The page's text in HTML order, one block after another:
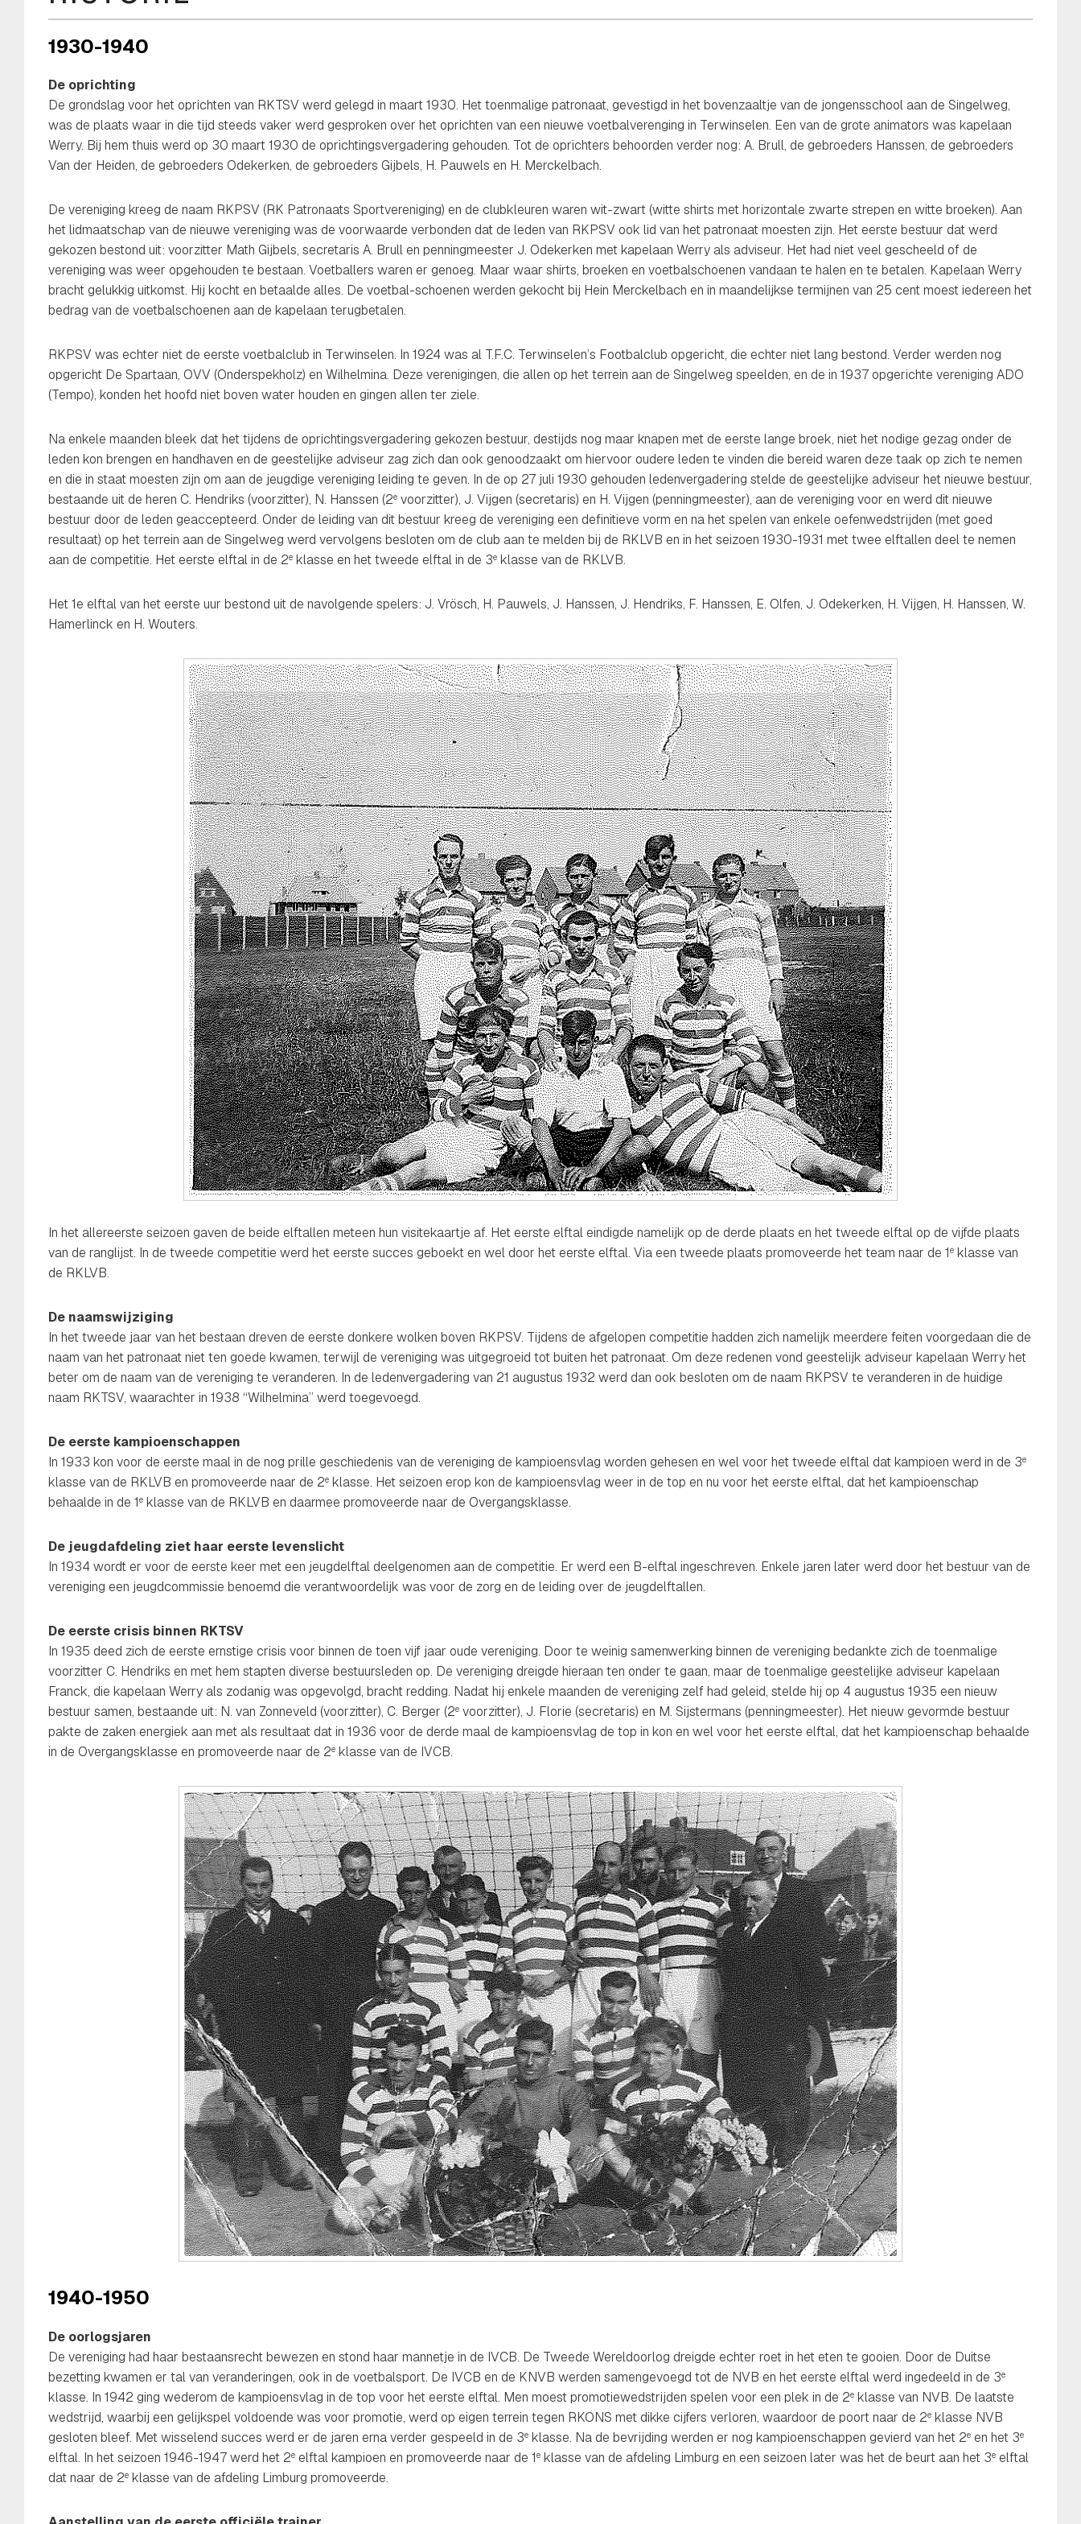
1930-1940
De oprichting
De grondslag voor het oprichten van RKTSV werd gelegd in maart 1930. Het toenmalige patronaat, gevestigd in het bovenzaaltje van de jongensschool aan de Singelweg,
was de plaats waar in die tijd steeds vaker werd gesproken over het oprichten van een nieuwe voetbalverenging in Terwinselen. Een van de grote animators was kapelaan
Werry. Bij hem thuis werd op 30 maart 1930 de oprichtingsvergadering gehouden. Tot de oprichters behoorden verder nog: A. Brull, de gebroeders Hanssen, de gebroeders
Van der Heiden, de gebroeders Odekerken, de gebroeders Gijbels, H. Pauwels en H. Merckelbach.
De vereniging kreeg de naam RKPSV (RK Patronaats Sportvereniging) en de clubkleuren waren wit-zwart (witte shirts met horizontale zwarte strepen en witte broeken). Aan
het lidmaatschap van de nieuwe vereniging was de voorwaarde verbonden dat de leden van RKPSV ook lid van het patronaat moesten zijn. Het eerste bestuur dat werd
gekozen bestond uit: voorzitter Math Gijbels, secretaris A. Brull en penningmeester J. Odekerken met kapelaan Werry als adviseur. Het had niet veel gescheeld of de
vereniging was weer opgehouden te bestaan. Voetballers waren er genoeg. Maar waar shirts, broeken en voetbalschoenen vandaan te halen en te betalen. Kapelaan Werry
bracht gelukkig uitkomst. Hij kocht en betaalde alles. De voetbal-schoenen werden gekocht bij Hein Merckelbach en in maandelijkse termijnen van 25 cent moest iedereen het
bedrag van de voetbalschoenen aan de kapelaan terugbetalen.
RKPSV was echter niet de eerste voetbalclub in Terwinselen. In 1924 was al T.F.C. Terwinselen’s Footbalclub opgericht, die echter niet lang bestond. Verder werden nog
opgericht De Spartaan, OVV (Onderspekholz) en Wilhelmina. Deze verenigingen, die allen op het terrein aan de Singelweg speelden, en de in 1937 opgerichte vereniging ADO
(Tempo), konden het hoofd niet boven water houden en gingen allen ter ziele.
Na enkele maanden bleek dat het tijdens de oprichtingsvergadering gekozen bestuur, destijds nog maar knapen met de eerste lange broek, niet het nodige gezag onder de
leden kon brengen en handhaven en de geestelijke adviseur zag zich dan ook genoodzaakt om hiervoor oudere leden te vinden die bereid waren deze taak op zich te nemen
en die in staat moesten zijn om aan de jeugdige vereniging leiding te geven. In de op 27 juli 1930 gehouden ledenvergadering stelde de geestelijke adviseur het nieuwe bestuur,
bestaande uit de heren C. Hendriks (voorzitter), N. Hanssen (2e voorzitter), J. Vijgen (secretaris) en H. Vijgen (penningmeester), aan de vereniging voor en werd dit nieuwe
bestuur door de leden geaccepteerd. Onder de leiding van dit bestuur kreeg de vereniging een definitieve vorm en na het spelen van enkele oefenwedstrijden (met goed
resultaat) op het terrein aan de Singelweg werd vervolgens besloten om de club aan te melden bij de RKLVB en in het seizoen 1930-1931 met twee elftallen deel te nemen
aan de competitie. Het eerste elftal in de 2e klasse en het tweede elftal in de 3e klasse van de RKLVB.
Het 1e elftal van het eerste uur bestond uit de navolgende spelers: J. Vrösch, H. Pauwels, J. Hanssen, J. Hendriks, F. Hanssen, E. Olfen, J. Odekerken, H. Vijgen, H. Hanssen, W.
Hamerlinck en H. Wouters.
In het allereerste seizoen gaven de beide elftallen meteen hun visitekaartje af. Het eerste elftal eindigde namelijk op de derde plaats en het tweede elftal op de vijfde plaats
van de ranglijst. In de tweede competitie werd het eerste succes geboekt en wel door het eerste elftal. Via een tweede plaats promoveerde het team naar de 1e klasse van
de RKLVB.
De naamswijziging
In het tweede jaar van het bestaan dreven de eerste donkere wolken boven RKPSV. Tijdens de afgelopen competitie hadden zich namelijk meerdere feiten voorgedaan die de
naam van het patronaat niet ten goede kwamen, terwijl de vereniging was uitgegroeid tot buiten het patronaat. Om deze redenen vond geestelijk adviseur kapelaan Werry het
beter om de naam van de vereniging te veranderen. In de ledenvergadering van 21 augustus 1932 werd dan ook besloten om de naam RKPSV te veranderen in de huidige
naam RKTSV, waarachter in 1938 “Wilhelmina” werd toegevoegd.
De eerste kampioenschappen
In 1933 kon voor de eerste maal in de nog prille geschiedenis van de vereniging de kampioensvlag worden gehesen en wel voor het tweede elftal dat kampioen werd in de 3e
klasse van de RKLVB en promoveerde naar de 2e klasse. Het seizoen erop kon de kampioensvlag weer in de top en nu voor het eerste elftal, dat het kampioenschap
behaalde in de 1e klasse van de RKLVB en daarmee promoveerde naar de Overgangsklasse.
De jeugdafdeling ziet haar eerste levenslicht
In 1934 wordt er voor de eerste keer met een jeugdelftal deelgenomen aan de competitie. Er werd een B-elftal ingeschreven. Enkele jaren later werd door het bestuur van de
vereniging een jeugdcommissie benoemd die verantwoordelijk was voor de zorg en de leiding over de jeugdelftallen.
De eerste crisis binnen RKTSV
In 1935 deed zich de eerste ernstige crisis voor binnen de toen vijf jaar oude vereniging. Door te weinig samenwerking binnen de vereniging bedankte zich de toenmalige
voorzitter C. Hendriks en met hem stapten diverse bestuursleden op. De vereniging dreigde hieraan ten onder te gaan, maar de toenmalige geestelijke adviseur kapelaan
Franck, die kapelaan Werry als zodanig was opgevolgd, bracht redding. Nadat hij enkele maanden de vereniging zelf had geleid, stelde hij op 4 augustus 1935 een nieuw
bestuur samen, bestaande uit: N. van Zonneveld (voorzitter), C. Berger (2e voorzitter), J. Florie (secretaris) en M. Sijstermans (penningmeester). Het nieuw gevormde bestuur
pakte de zaken energiek aan met als resultaat dat in 1936 voor de derde maal de kampioensvlag de top in kon en wel voor het eerste elftal, dat het kampioenschap behaalde
in de Overgangsklasse en promoveerde naar de 2e klasse van de IVCB.
1940-1950
De oorlogsjaren
De vereniging had haar bestaansrecht bewezen en stond haar mannetje in de IVCB. De Tweede Wereldoorlog dreigde echter roet in het eten te gooien. Door de Duitse
bezetting kwamen er tal van veranderingen, ook in de voetbalsport. De IVCB en de KNVB werden samengevoegd tot de NVB en het eerste elftal werd ingedeeld in de 3e
klasse. In 1942 ging wederom de kampioensvlag in de top voor het eerste elftal. Men moest promotiewedstrijden spelen voor een plek in de 2e klasse van NVB. De laatste
wedstrijd, waarbij een gelijkspel voldoende was voor promotie, werd op eigen terrein tegen RKONS met dikke cijfers verloren, waardoor de poort naar de 2e klasse NVB
gesloten bleef. Met wisselend succes werd er de jaren erna verder gespeeld in de 3e klasse. Na de bevrijding werden er nog kampioenschappen gevierd van het 2e en het 3e
elftal. In het seizoen 1946-1947 werd het 2e elftal kampioen en promoveerde naar de 1e klasse van de afdeling Limburg en een seizoen later was het de beurt aan het 3e elftal
dat naar de 2e klasse van de afdeling Limburg promoveerde.